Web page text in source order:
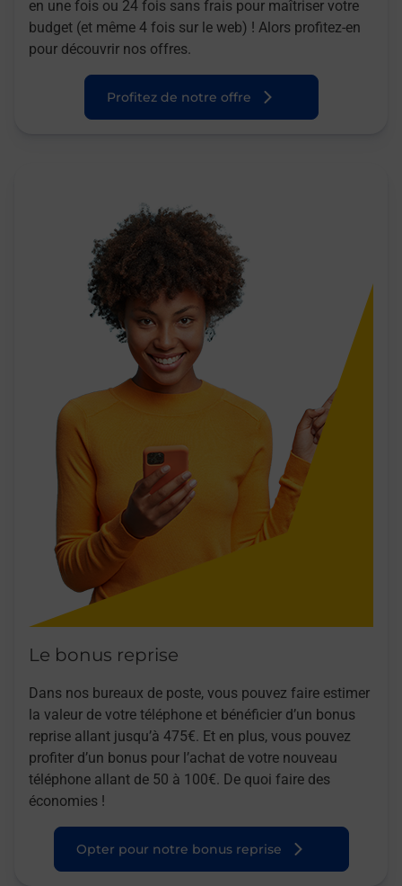
en une fois ou 24 fois sans frais pour maîtriser votre
budget (et même 4 fois sur le web) ! Alors profitez-en
pour découvrir nos offres.
Profitez de notre offre
Le bonus reprise
Dans nos bureaux de poste, vous pouvez faire estimer
la valeur de votre téléphone et bénéficier d’un bonus
reprise allant jusqu’à 475€. Et en plus, vous pouvez
profiter d’un bonus pour l’achat de votre nouveau
téléphone allant de 50 à 100€. De quoi faire des
économies !
Opter pour notre bonus reprise